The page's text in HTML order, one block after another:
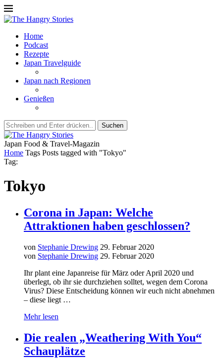
Home
Podcast
Rezepte
Japan Travelguide
Japan nach Regionen
Genießen
Suchen
Japan Food & Travel-Magazin
Home Tags Posts tagged with "Tokyo"
Tag:
Tokyo
Corona in Japan: Welche
Attraktionen haben geschlossen?
von Stephanie Drewing 29. Februar 2020
von Stephanie Drewing 29. Februar 2020
Ihr plant eine Japanreise für März oder April 2020 und
überlegt, ob ihr sie durchziehen solltet, wegen dem Corona
Virus? Diese Entscheidung können wir euch nicht abnehmen
– diese liegt …
Mehr lesen
Die realen „Weathering With You“
Schauplätze